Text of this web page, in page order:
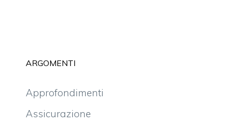
ARGOMENTI
Approfondimenti
Assicurazione